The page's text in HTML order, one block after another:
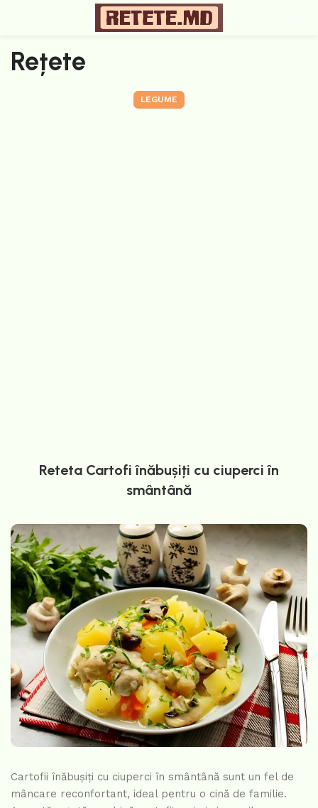
Rețete
LEGUME
Reteta Cartofi înăbușiți cu ciuperci în
smântână
Cartofii înăbușiți cu ciuperci în smântână sunt un fel de
mâncare reconfortant, ideal pentru o cină de familie.